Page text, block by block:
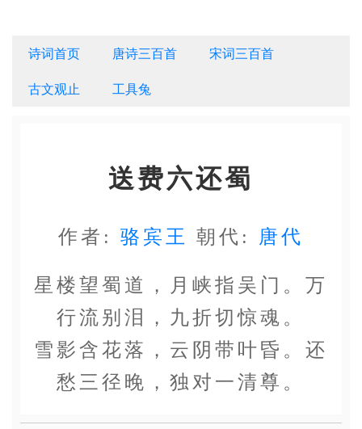
诗词首页 唐诗三百首 宋词三百首
古文观止 工具兔
送费六还蜀
作者: 骆宾王 朝代: 唐代
星楼望蜀道，月峡指吴门。万
行流别泪，九折切惊魂。
雪影含花落，云阴带叶昏。还
愁三径晚，独对一清尊。